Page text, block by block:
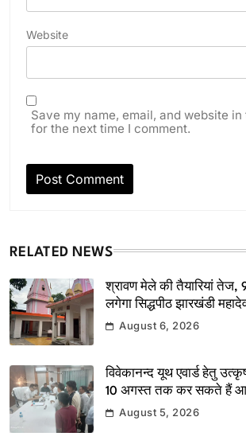
Website
Save my name, email, and website
for the next time I comment.
RELATED NEWS
श्रावण मेले की तैयारियां
लगेगा सिद्धपीठ झारखंडी
August 6, 2026
विवेकानन्द यूथ एवार्ड हेतु
10 अगस्त तक कर सकते हैं
August 5, 2026